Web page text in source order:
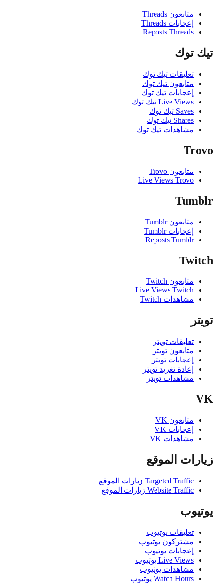
متابعون Threads
إعجابات Threads
Reposts Threads
توك
تعليقات تيك توك
متابعون تيك توك
إعجابات تيك توك
Live Views تيك توك
Saves تيك توك
Shares تيك توك
مشاهدات تيك توك
متابعون Trovo
Live Views Trovo
متابعون Tumblr
إعجابات Tumblr
Reposts Tumblr
متابعون Twitch
Live Views Twitch
مشاهدات Twitch
تعليقات تويتر
متابعون تويتر
إعجابات تويتر
إعادة تغريد تويتر
مشاهدات تويتر
متابعون VK
إعجابات VK
مشاهدات VK
الموقع
Targeted Traffic زيارات الموقع
Website Traffic زيارات الموقع
تعليقات يوتيوب
مشتركون يوتيوب
إعجابات يوتيوب
Live Views يوتيوب
مشاهدات يوتيوب
Watch Hours يوتيوب